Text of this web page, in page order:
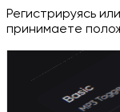
Регистрируясь
принимаете